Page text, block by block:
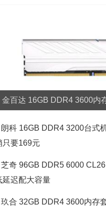
金百达 16GB DDR4 3600内
朗科 16GB DDR4 3200台式
只要169元
芝奇 96GB DDR5 6000
延迟配大容量
玖合 32GB DDR4 3600内存